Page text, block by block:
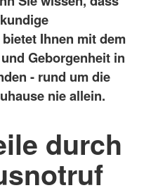
bietet Ihnen mit dem
Geborgenheit in
- rund um die
nie allein.
durch